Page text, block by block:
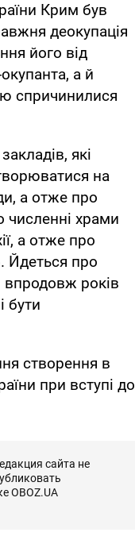
Крим був
деокупація
його від
а й
спричинилися
які
на
а отже про
численні храми
а отже про
Йдеться про
впродовж років
бути
створення в
при вступі до
сайта не
OBOZ.UA